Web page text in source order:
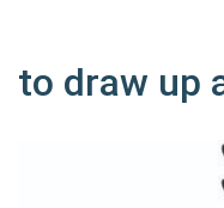
to draw up